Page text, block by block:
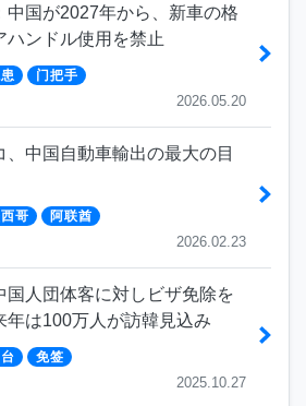
中国が2027年から、新車の格
ハンドル使用を禁止
门把手
2026.05.20
、中国自動車輸出の最大の目
哥 阿联酋
2026.02.23
国人団体客に対しビザ免除を
は100万人が訪韓見込み
免签
2025.10.27